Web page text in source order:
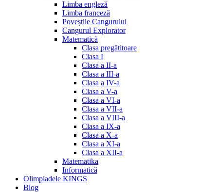
Limba engleză
Limba franceză
Poveștile Cangurului
Cangurul Explorator
Matematică
Clasa pregătitoare
Clasa I
Clasa a II-a
Clasa a III-a
Clasa a IV-a
Clasa a V-a
Clasa a VI-a
Clasa a VII-a
Clasa a VIII-a
Clasa a IX-a
Clasa a X-a
Clasa a XI-a
Clasa a XII-a
Matematika
Informatică
Olimpiadele KINGS
Blog